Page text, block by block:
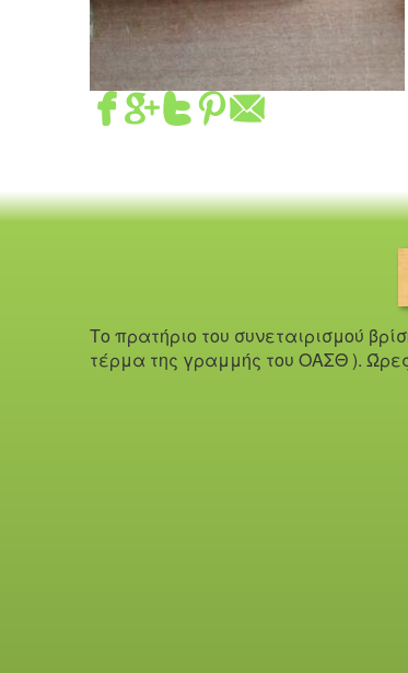
Το πρατήριο του συνεταιρισμού
τέρμα της γραμμής του ΟΑΣΘ ). Ώ